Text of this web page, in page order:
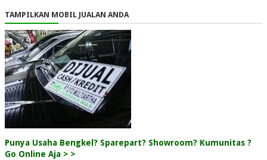
TAMPILKAN MOBIL JUALAN ANDA
Punya Usaha Bengkel? Sparepart? Showroom? Kumunitas ?
Go Online Aja > >